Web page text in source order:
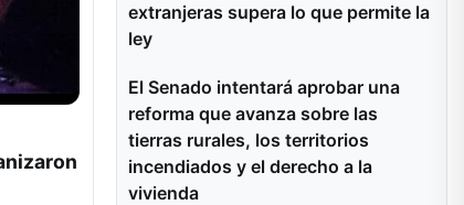
extranjeras supera lo que permite la
ley
El Senado intentará aprobar una
reforma que avanza sobre las
tierras rurales, los territorios
incendiados y el derecho a la
vivienda